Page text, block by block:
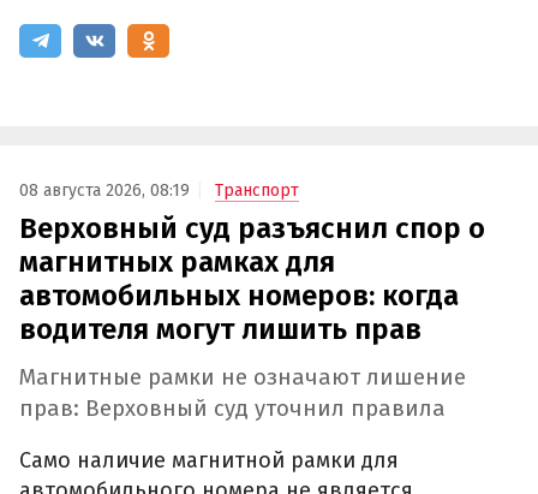
08 августа 2026, 08:19 Транспорт
Верховный суд разъяснил спор о
магнитных рамках для
автомобильных номеров: когда
водителя могут лишить прав
Магнитные рамки не означают лишение
прав: Верховный суд уточнил правила
Само наличие магнитной рамки для